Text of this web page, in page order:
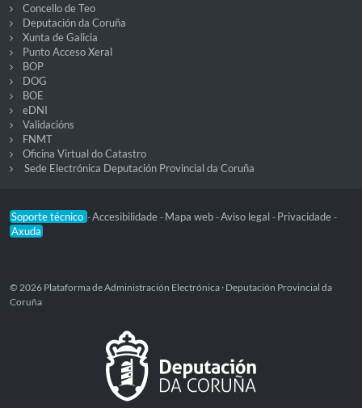
Concello de Teo
Deputación da Coruña
Xunta de Galicia
Punto Acceso Xeral
BOP
DOG
BOE
eDNI
Validacións
FNMT
Oficina Virtual do Catastro
Sede Electrónica Deputación Provincial da Coruña
Soporte técnico -Accesibilidade - Mapa web -Aviso legal - Privacidade -
Axuda
© 2026 Plataforma de Administración Electrónica · Deputación Provincial da
Coruña